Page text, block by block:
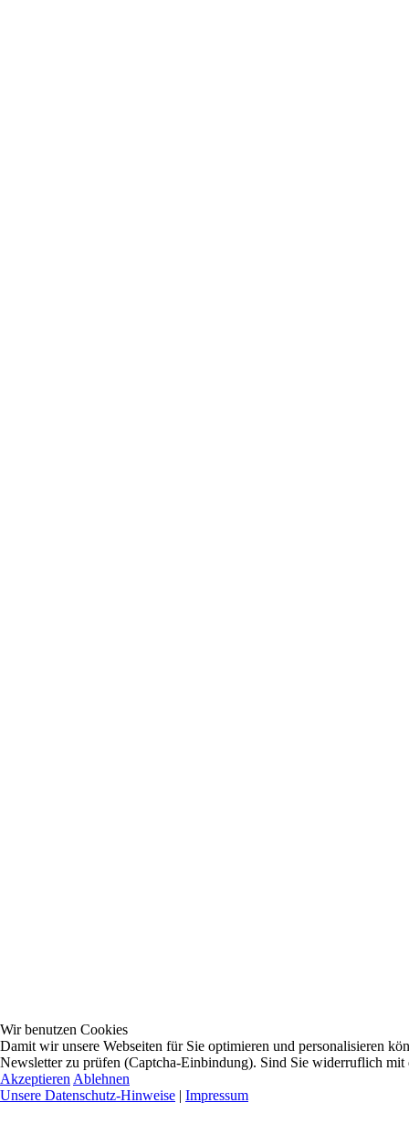
Wir benutzen Cookies
Damit wir unsere Webseiten für Sie optimieren und personalisieren
Newsletter zu prüfen (Captcha-Einbindung). Sind Sie widerruflich mit
Akzeptieren Ablehnen
Unsere Datenschutz-Hinweise | Impressum